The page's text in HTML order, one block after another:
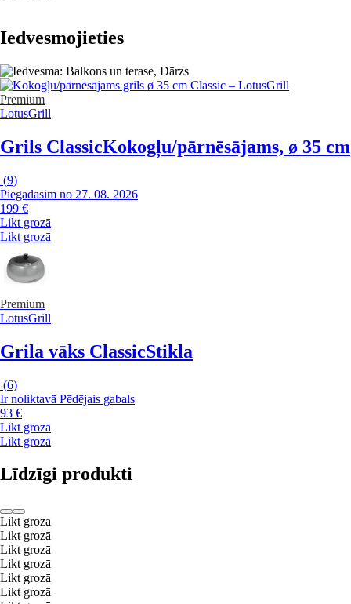
Iedvesmojieties
Premium
LotusGrill
Grils ClassicKokogļu/pārnēsājams, ø 35 cm
(9)
Piegādāsim no 27. 08. 2026
199 €
Likt grozā
Likt grozā
Premium
LotusGrill
Grila vāks ClassicStikla
(6)
Ir noliktavā Pēdējais gabals
93 €
Likt grozā
Likt grozā
Līdzīgi produkti
Likt grozā
Likt grozā
Likt grozā
Likt grozā
Likt grozā
Likt grozā